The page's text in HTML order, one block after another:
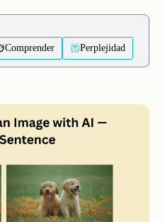
Comprender Perplejidad